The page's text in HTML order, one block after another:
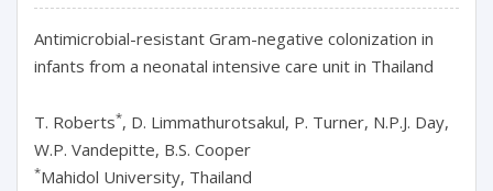
Antimicrobial-resistant Gram-negative colonization in
infants from a neonatal intensive care unit in Thailand
T. Roberts*, D. Limmathurotsakul, P. Turner, N.P.J. Day,
W.P. Vandepitte, B.S. Cooper
*Mahidol University, Thailand